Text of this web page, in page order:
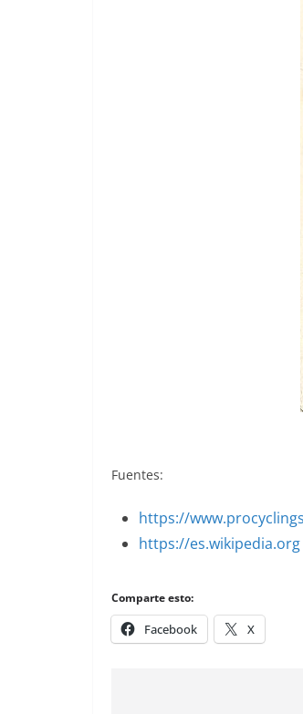
Fuentes:
https://
https://es.wikipedia.org
Comparte esto:
Facebook X